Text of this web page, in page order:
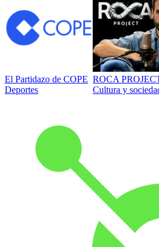
El Partidazo de COPE
Deportes
ROCA
Cultura y